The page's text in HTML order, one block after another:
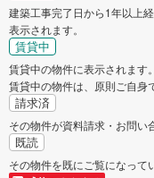
建築工事完了日から1年以上
表示されます。
賃貸中
賃貸中の物件に表示されます。
賃貸中の物件は、原則ご自身
請求済
その物件が資料請求・お問い
既読
その物件を既にご覧になって